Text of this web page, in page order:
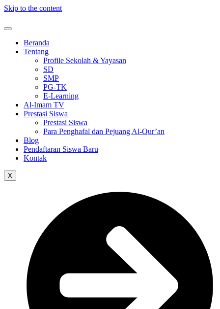
Skip to the content
Beranda
Tentang
Profile Sekolah & Yayasan
SD
SMP
PG-TK
E-Learning
Al-Imam TV
Prestasi Siswa
Prestasi Siswa
Para Penghafal dan Pejuang Al-Qur’an
Blog
Pendaftaran Siswa Baru
Kontak
X